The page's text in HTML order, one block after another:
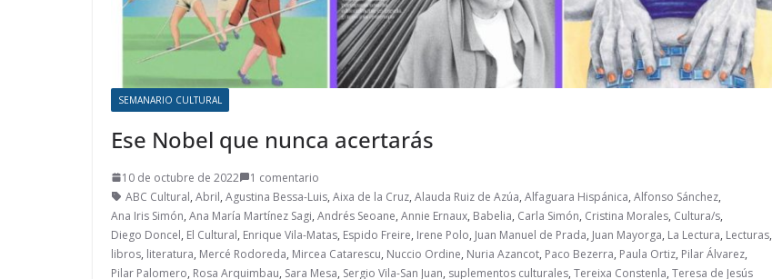
SEMANARIO CULTURAL
Ese Nobel que nunca acertarás
10 de octubre de 2022
1 comentario
ABC Cultural, Abril, Agustina Bessa-Luis, Aixa de la Cruz, Alauda Ruiz de Azúa, Alfaguara Hispánica, Alfonso Sánchez,
Ana Iris Simón, Ana María Martínez Sagi, Andrés Seoane, Annie Ernaux, Babelia, Carla Simón, Cristina Morales, Cultura/s,
Diego Doncel, El Cultural, Enrique Vila-Matas, Espido Freire, Irene Polo, Juan Manuel de Prada, Juan Mayorga, La Lectura, Lecturas,
libros, literatura, Mercé Rodoreda, Mircea Catarescu, Nuccio Ordine, Nuria Azancot, Paco Bezerra, Paula Ortiz, Pilar Álvarez,
Pilar Palomero, Rosa Arquimbau, Sara Mesa, Sergio Vila-San Juan, suplementos culturales, Tereixa Constenla, Teresa de Jesús